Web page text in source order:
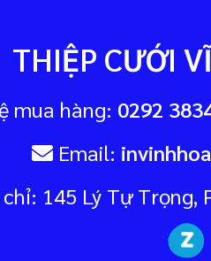
THIỆP CƯỚI
mua hàng: 0292
Email:
145 Lý Tự Trọng,